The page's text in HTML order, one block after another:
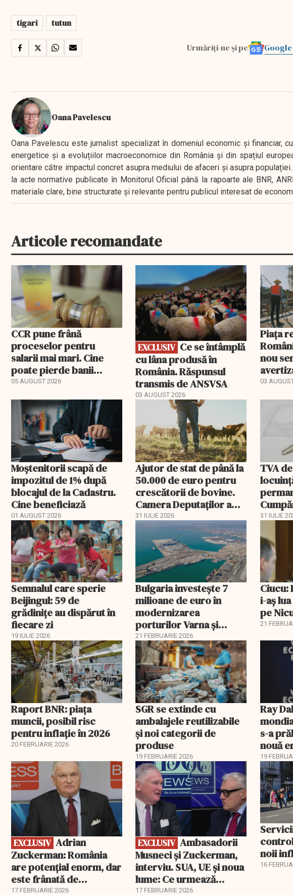
tigari tutun
Urmăriți-ne și pe
Oana Pavelescu
Oana Pavelescu este jurnalist specializat în domeniul economic și financiar,
energetice și a evoluțiilor macroeconomice din România și din spațiul
orientare către impactul concret asupra mediului de afaceri și asupra
la acte normative publicate în Monitorul Oficial până la rapoarte ale BNR,
materiale clare, bine structurate și relevante pentru publicul interesat de
Articole recomandate
CCR pune frână
proceselor pentru
salarii mai mari. Cine
poate pierde banii
ceruți statului
05 AUGUST 2026
EXCLUSIV
EXCLUSIV
cu lâna produsă în
România. Răspunsul
transmis de ANSVSA
03 AUGUST 2026
Piața
nou
03
Moștenitorii scapă de
impozitul de 1% după
blocajul de la Cadastru.
Cine beneficiază
01 AUGUST 2026
Ajutor de stat de până la
50.000 de euro pentru
crescătorii de bovine.
Camera Deputaților a
aprobat schema
31 IULIE 2026
TVA
31 IULIE
Semnalul care sperie
Beijingul: 59 de
grădinițe au dispărut în
fiecare zi
19 IULIE 2026
Bulgaria investește 7
milioane de euro în
modernizarea
porturilor Varna și
Burgas
21 FEBRUARIE 2026
Ciucu:
i-aș
pe
21
Raport BNR: piața
muncii, posibil risc
pentru inflație în 2026
20 FEBRUARIE 2026
SGR se extinde cu
ambalajele reutilizabile
și noi categorii de
produse
19 FEBRUARIE 2026
Ray
s-a
nouă
19
EXCLUSIV
EXCLUSIV
Zuckerman: România
are potențial enorm, dar
este frânată de
corupție, companii de
17 FEBRUARIE 2026
EXCLUSIV
EXCLUSIV Ambasadorii
Musneci și Zuckerman,
interviu. SUA, UE și noua
lume: Ce urmează
pentru România
17 FEBRUARIE 2026
noii
16